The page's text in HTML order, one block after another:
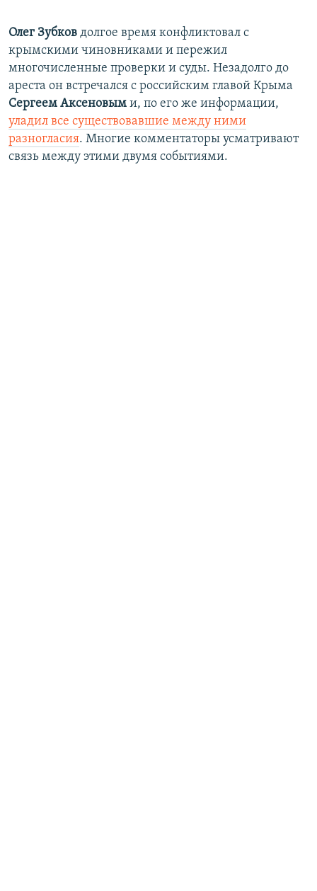
Олег Зубков долгое время конфликтовал с
крымскими чиновниками и пережил
многочисленные проверки и суды. Незадолго до
ареста он встречался с российским главой Крыма
Сергеем Аксеновым и, по его же информации,
уладил все существовавшие между ними
разногласия. Многие комментаторы усматривают
связь между этими двумя событиями.